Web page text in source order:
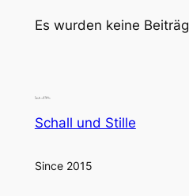
Es wurden keine
Schall und Stille
Since 2015